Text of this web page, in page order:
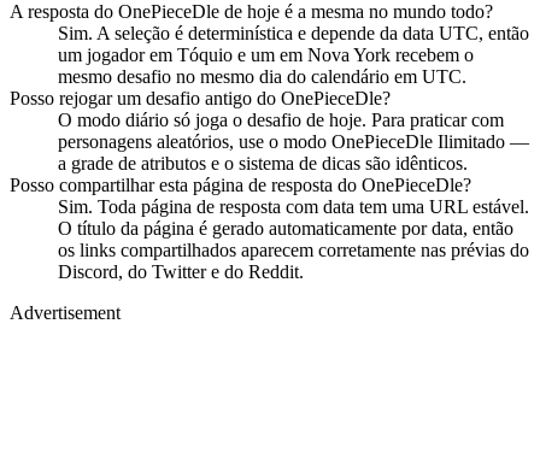
A resposta do OnePieceDle de hoje é a mesma no mundo todo?
Sim. A seleção é determinística e depende da data UTC, então
um jogador em Tóquio e um em Nova York recebem o
mesmo desafio no mesmo dia do calendário em UTC.
Posso rejogar um desafio antigo do OnePieceDle?
O modo diário só joga o desafio de hoje. Para praticar com
personagens aleatórios, use o modo OnePieceDle Ilimitado —
a grade de atributos e o sistema de dicas são idênticos.
Posso compartilhar esta página de resposta do OnePieceDle?
Sim. Toda página de resposta com data tem uma URL estável.
O título da página é gerado automaticamente por data, então
os links compartilhados aparecem corretamente nas prévias do
Discord, do Twitter e do Reddit.
Advertisement